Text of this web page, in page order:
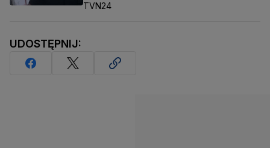
TVN24
UDOSTĘPNIJ: